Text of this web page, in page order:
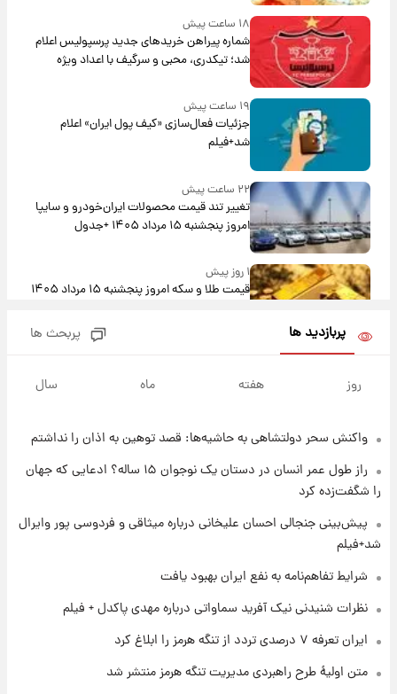
۱۸ ساعت پیش
شماره پیراهن خریدهای جدید پرسپولیس اعلام
شد؛ تیکدری، محبی و سرگیف با اعداد ویژه
۱۹ ساعت پیش
جزئیات فعال‌سازی «کیف پول ایران» اعلام
شد+فیلم
۲۲ ساعت پیش
تغییر تند قیمت محصولات ایران‌خودرو و سایپا
امروز پنجشنبه ۱۵ مرداد ۱۴۰۵ +جدول
۱ روز پیش
قیمت طلا و سکه امروز پنجشنبه ۱۵ مرداد ۱۴۰۵
شد
۱ روز پیش
شاهین، کوییک، اطلس، سهند و ساینا با اقساط
۱ روز پیش
۱ روز پیش
پربازدید ها پربحث ها
روز هفته ماه سال
واکنش سحر دولتشاهی به حاشیه‌ها: قصد توهین به اذان را نداشتم
راز طول عمر انسان در دستان یک نوجوان ۱۵ ساله؟ ادعایی که جهان
را شگفت‌زده کرد
پیش‌بینی جنجالی احسان علیخانی درباره میثاقی و فردوسی پور وایرال
شد+فیلم
شرایط تفاهم‌نامه به نفع ایران بهبود یافت
نظرات شنیدنی نیک آفرید سماواتی درباره مهدی پاکدل + فیلم
ایران تعرفه ۷ درصدی تردد از تنگه هرمز را ابلاغ کرد
متن اولیۀ طرح راهبردی مدیریت تنگه هرمز منتشر شد